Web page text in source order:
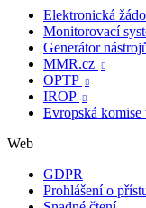
Elektronická
Monitorovací
Generátor
MMR.cz 
OPTP 
IROP 
Evropská komise
Web
GDPR
Prohlášení o